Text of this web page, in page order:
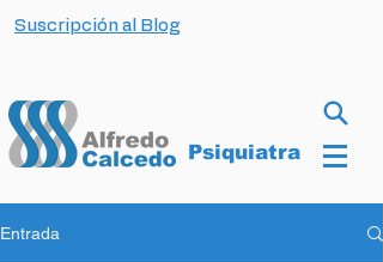
Suscripción al Blog
Psiquiatra
Entrada